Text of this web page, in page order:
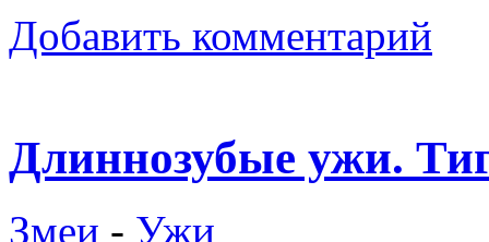
Добавить комментарий
Длиннозубые ужи.
Змеи - Ужи